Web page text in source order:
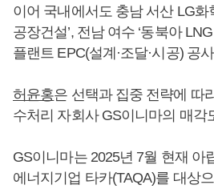
이어 국내에서도 충남 서산 LG화
공장건설’, 전남 여수 ‘동북아
플랜트 EPC(설계·조달·시공) 공
허윤홍은 선택과 집중 전략에 따
수처리 자회사 GS이니마의 매각
GS이니마는 2025년 7월 현재 아
에너지기업 타카(TAQA)를 대상